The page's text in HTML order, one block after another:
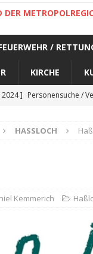
DER
/
KIRCHE
2024 ] Personensuche /
2024 ] Personensuche /
2024 ] Personensuche
2024 ] Aktuelle
HASSLOCH
Kemmerich